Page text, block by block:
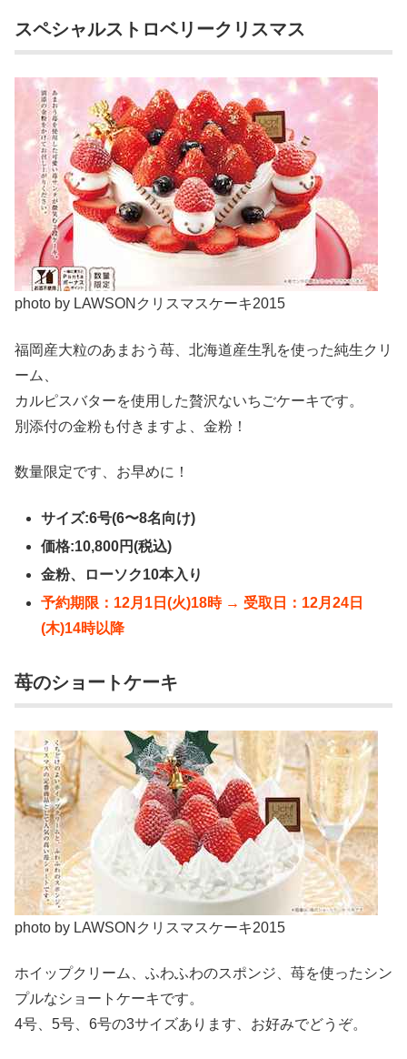
スペシャルストロベリークリスマス
photo by LAWSONクリスマスケーキ2015
福岡産大粒のあまおう苺、北海道産生乳を使った純生クリ
ーム、
カルピスバターを使用した贅沢ないちごケーキです。
別添付の金粉も付きますよ、金粉！
数量限定です、お早めに！
サイズ:6号(6〜8名向け)
価格:10,800円(税込)
金粉、ローソク10本入り
予約期限：12月1日(火)18時 → 受取日：12月24日
(木)14時以降
苺のショートケーキ
photo by LAWSONクリスマスケーキ2015
ホイップクリーム、ふわふわのスポンジ、苺を使ったシン
プルなショートケーキです。
4号、5号、6号の3サイズあります、お好みでどうぞ。